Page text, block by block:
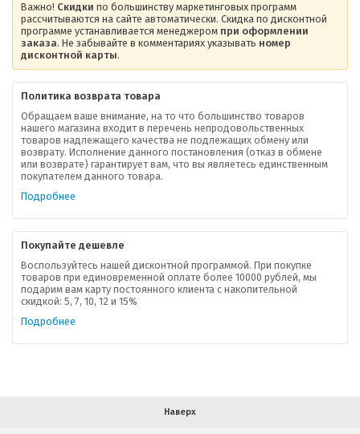
Важно! Скидки по большинству маркетинговых программ
рассчитываются на сайте автоматически. Скидка по дисконтной
программе устанавливается менеджером при оформлении
заказа. Не забывайте в комментариях указывать номер
дисконтной карты.
Политика возврата товара
Обращаем ваше внимание, на то что большинство товаров
нашего магазина входит в перечень непродовольственных
товаров надлежащего качества не подлежащих обмену или
возврату. Исполнение данного постановления (отказ в обмене
или возврате) гарантирует вам, что вы являетесь единственным
покупателем данного товара.
Подробнее
Покупайте дешевле
Воспользуйтесь нашей дисконтной программой. При покупке
товаров при единовременной оплате более 10000 рублей, мы
подарим вам карту постоянного клиента с накопительной
скидкой: 5, 7, 10, 12 и 15%
Подробнее
Наверх
О компании
Ваша скидка
Контактная информация
В помощь покупателю
Форма обратной связи